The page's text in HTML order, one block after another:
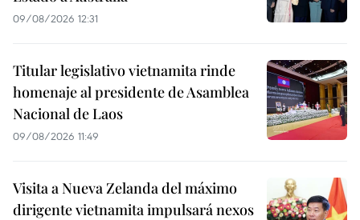
09/08/2026 12:31
Titular legislativo vietnamita rinde
homenaje al presidente de Asamblea
Nacional de Laos
09/08/2026 11:49
Visita a Nueva Zelanda del máximo
dirigente vietnamita impulsará nexos